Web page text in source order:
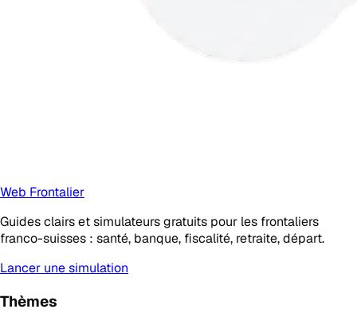
Web Frontalier
Guides clairs et simulateurs gratuits pour les frontaliers
franco-suisses : santé, banque, fiscalité, retraite, départ.
Lancer une simulation
Thèmes